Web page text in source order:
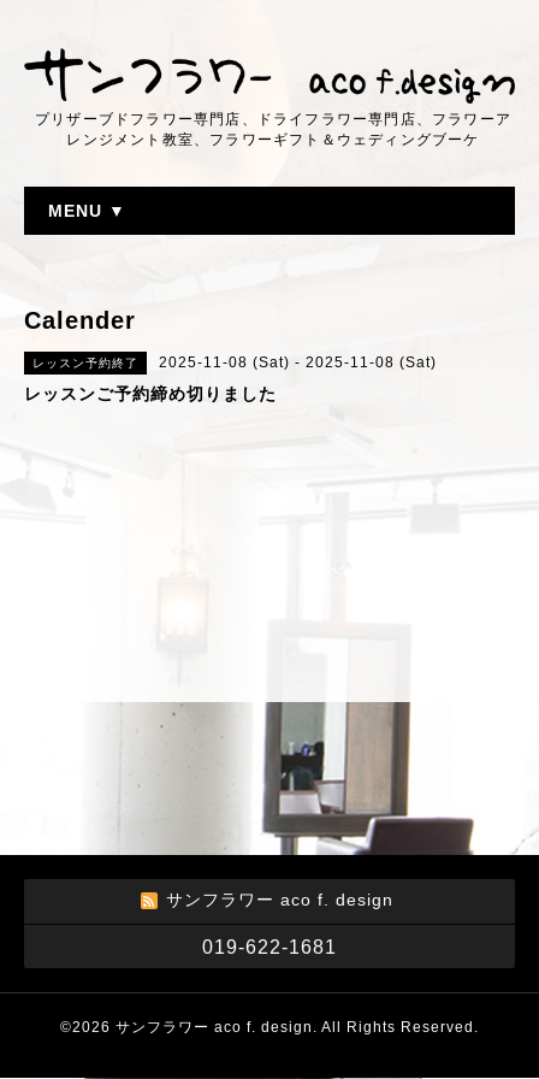
プリザーブドフラワー専門店、ドライフラワー専門店、フラワーア
レンジメント教室、フラワーギフト＆ウェディングブーケ
MENU ▼
Calender
レッスン予約終了 2025-11-08 (Sat) - 2025-11-08 (Sat)
レッスンご予約締め切りました
サンフラワー aco f. design
019-622-1681
©2026 サンフラワー aco f. design . All Rights Reserved.